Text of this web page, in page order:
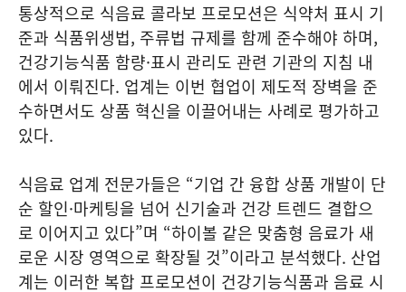
통상적으로 식음료 콜라보 프로모션은 식약처 표시 기
준과 식품위생법, 주류법 규제를 함께 준수해야 하며,
건강기능식품 함량·표시 관리도 관련 기관의 지침 내
에서 이뤄진다. 업계는 이번 협업이 제도적 장벽을 준
수하면서도 상품 혁신을 이끌어내는 사례로 평가하고
있다.
식음료 업계 전문가들은 “기업 간 융합 상품 개발이 단
순 할인·마케팅을 넘어 신기술과 건강 트렌드 결합으
로 이어지고 있다”며 “하이볼 같은 맞춤형 음료가 새
로운 시장 영역으로 확장될 것”이라고 분석했다. 산업
계는 이러한 복합 프로모션이 건강기능식품과 음료 시